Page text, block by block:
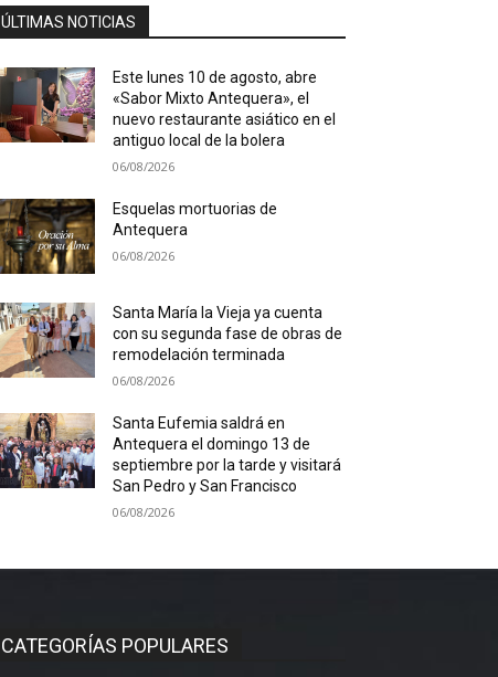
ÚLTIMAS NOTICIAS
Este lunes 10 de agosto, abre
«Sabor Mixto Antequera», el
nuevo restaurante asiático en el
antiguo local de la bolera
06/08/2026
Esquelas mortuorias de
Antequera
06/08/2026
Santa María la Vieja ya cuenta
con su segunda fase de obras de
remodelación terminada
06/08/2026
Santa Eufemia saldrá en
Antequera el domingo 13 de
septiembre por la tarde y visitará
San Pedro y San Francisco
06/08/2026
CATEGORÍAS POPULARES